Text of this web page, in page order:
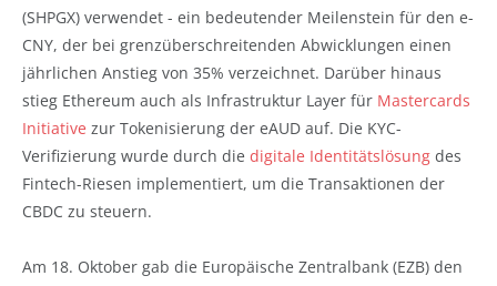
(SHPGX) verwendet - ein bedeutender Meilenstein für den e-
CNY, der bei grenzüberschreitenden Abwicklungen einen
jährlichen Anstieg von 35% verzeichnet. Darüber hinaus
stieg Ethereum auch als Infrastruktur Layer für Mastercards
Initiative zur Tokenisierung der eAUD auf. Die KYC-
Verifizierung wurde durch die digitale Identitätslösung des
Fintech-Riesen implementiert, um die Transaktionen der
CBDC zu steuern.
Am 18. Oktober gab die Europäische Zentralbank (EZB) den